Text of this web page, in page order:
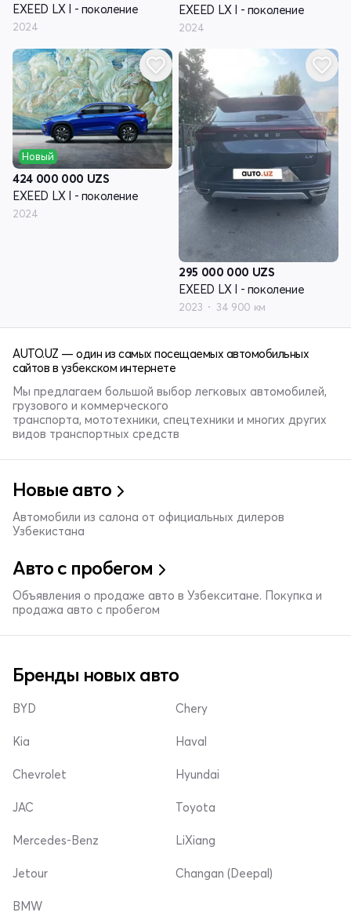
EXEED LX I - поколение
2024
EXEED LX I - поколение
2024
Новый
424 000 000 UZS
EXEED LX I - поколение
2024
295 000 000 UZS
EXEED LX I - поколение
2023 34 900 км
AUTO.UZ — один из самых посещаемых автомобильных
сайтов в узбекском интернете
Мы предлагаем большой выбор легковых автомобилей,
грузового и коммерческого
транспорта, мототехники, спецтехники и многих других
видов транспортных средств
Новые авто
Автомобили из салона от официальных дилеров
Узбекистана
Авто с пробегом
Объявления о продаже авто в Узбекситане. Покупка и
продажа авто с пробегом
Бренды новых авто
BYD
Kia
Chevrolet
Chery
Haval
Hyundai
JAC
Mercedes-Benz
Jetour
Toyota
LiXiang
Changan (Deepal)
BMW